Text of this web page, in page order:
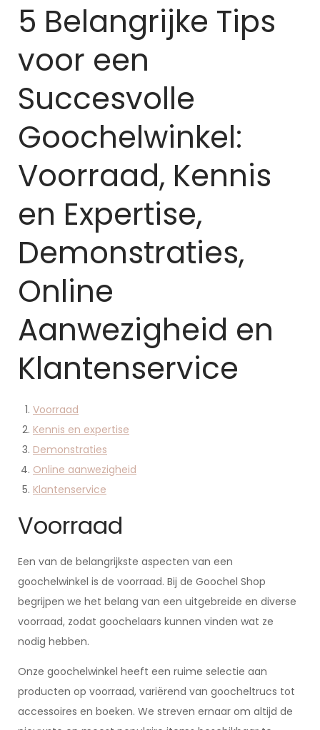
5 Belangrijke Tips
voor een
Succesvolle
Goochelwinkel:
Voorraad, Kennis
en Expertise,
Demonstraties,
Online
Aanwezigheid en
Klantenservice
Voorraad
Kennis en expertise
Demonstraties
Online aanwezigheid
Klantenservice
Voorraad
Een van de belangrijkste aspecten van een
goochelwinkel is de voorraad. Bij de Goochel Shop
begrijpen we het belang van een uitgebreide en diverse
voorraad, zodat goochelaars kunnen vinden wat ze
nodig hebben.
Onze goochelwinkel heeft een ruime selectie aan
producten op voorraad, variërend van goocheltrucs tot
accessoires en boeken. We streven ernaar om altijd de